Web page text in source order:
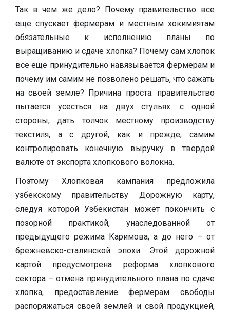
Так в чем же дело? Почему правительство все
еще спускает фермерам и местным хокимиятам
обязательные к исполнению планы по
выращиванию и сдаче хлопка? Почему сам хлопок
все еще принудительно навязывается фермерам и
почему им самим не позволено решать, что сажать
на своей земле? Причина проста: правительство
пытается усесться на двух стульях: с одной
стороны, дать толчок местному производству
текстиля, а с другой, как и прежде, самим
контролировать конечную выручку в твердой
валюте от экспорта хлопкового волокна.
Поэтому Хлопковая кампания предложила
узбекскому правительству Дорожную карту,
следуя которой Узбекистан может покончить с
позорной практикой, унаследованной от
предыдущего режима Каримова, а до него – от
брежневско-сталинской эпохи. Этой дорожной
картой предусмотрена реформа хлопкового
сектора – отмена принудительного плана по сдаче
хлопка, предоставление фермерам свободы
распоряжаться своей землей и свой продукцией,